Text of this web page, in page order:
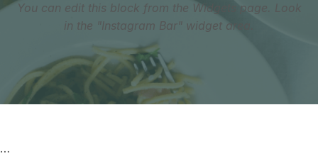
You can edit this block from the Widgets page. Look
in the "Instagram Bar" widget area.
…